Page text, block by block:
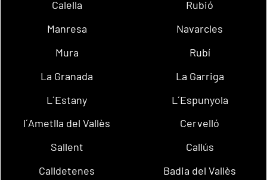
Calella
Rubió
Manresa
Navarcles
Mura
Rubí
La Granada
La Garriga
L´Estany
L´Espunyola
l´Ametlla del Vallès
Cervelló
Sallent
Callús
Calldetenes
Badia del Vallès